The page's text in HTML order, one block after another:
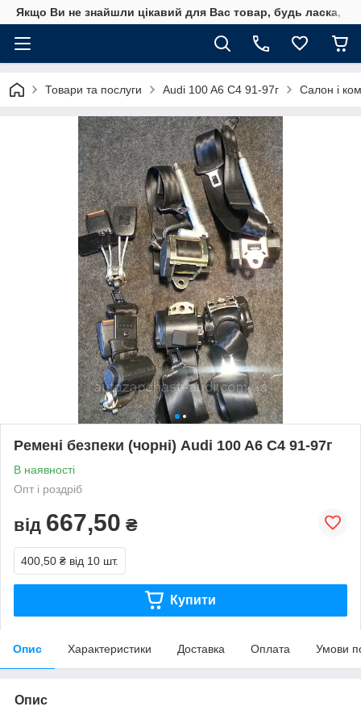
Якщо Ви не знайшли цікавий для Вас товар, будь ласка,
Товари та послуги Audi 100 A6 C4 91-97г Салон і
Ремені безпеки (чорні) Audi 100 A6 C4 91-97г
В наявності
Опт і роздріб
від 667,50 ₴
400,50 ₴ від 10 шт.
Купити
Опис Характеристики Доставка Оплата Умови
Опис